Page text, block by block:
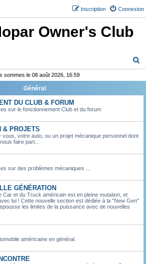
Connexion
Inscription
Owner's Club
h
e
sommes le 08 août 2026, 16:59
Général
DU CLUB & FORUM
sur le fonctionnement Club et du forum
& PROJETS
vous, votre auto, ou un projet mécanique personnel dont
faire part...
sur des problèmes mécaniques ...
GÉNÉRATION
Car et du Truck américain est en pleine mutation, et
lui ! Cette nouvelle section est dédiée à la "New Gen"
les limites de la puissance avec de nouvelles
américaine en général.